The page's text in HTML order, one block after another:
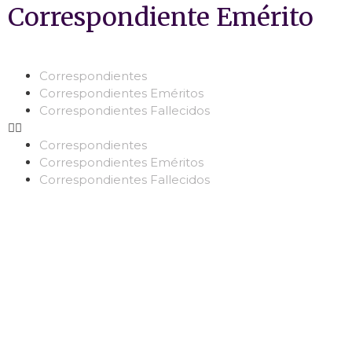
Correspondiente Emérito
Correspondientes
Correspondientes Eméritos
Correspondientes Fallecidos
Correspondientes
Correspondientes Eméritos
Correspondientes Fallecidos